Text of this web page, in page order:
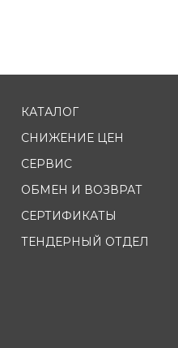
КАТАЛОГ
СНИЖЕНИЕ ЦЕН
СЕРВИС
ОБМЕН И ВОЗВРАТ
СЕРТИФИКАТЫ
ТЕНДЕРНЫЙ ОТДЕЛ